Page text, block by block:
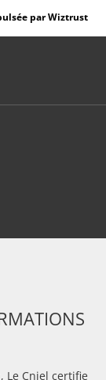
par Wiztrust
Le Cniel certifie